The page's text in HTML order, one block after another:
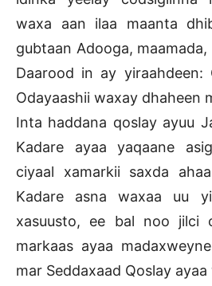
waxa aan ilaa maanta
gubtaan Adooga,
Daarood in ay yiraahdeen:
Odayaashii waxay dhaheen
Inta haddana qoslay ayuu
Kadare ayaa yaqaane
ciyaal xamarkii saxda
Kadare asna waxaa uu
xasuusto, ee bal noo jilci
markaas ayaa
mar Seddaxaad Qoslay